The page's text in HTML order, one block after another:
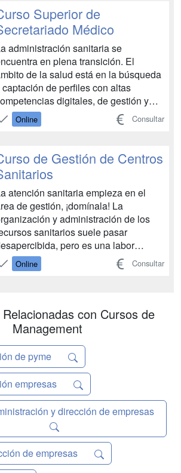
Superior de
Médico
administración sanitaria se
en plena transición. El
de la salud está en la búsqueda
captación de perfiles con altas
digitales, de gestión y
comunicación que favorezcan la
eficiencia en el sector. Con el Curso
tu formación con las
necesarias en el terreno ...
Online Consultar
de Gestión de Centros
atención sanitaria empieza en el
de gestión, ¡domínala! La
y administración de los
sanitarios suele pasar
pero es una labor
fundamental a la hora de garantizar un
buen servicio de salud. Con el Curso
relevantes para su funciona...
Online Consultar
con Cursos de
Management
de pyme
empresas
y dirección de empresas
de empresas